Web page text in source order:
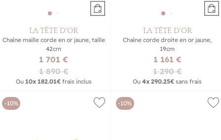
LA TÊTE D'OR
Chaîne maille corde en or jaune, taille
42cm
1 701 €
1 890 €
Ou 10x 182.01€frais inclus
LA TÊTE D'OR
Chaîne corde droite en or jaune,
19cm
1 161 €
1 290 €
Ou4x 290.25€ sans frais
-10% -10%